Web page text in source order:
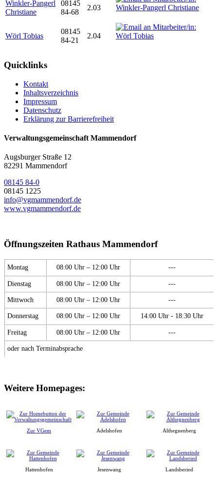
Winkler-Pangerl
Christiane
08145
84-68
2.03
Wörl Tobias
08145
84-21
2.04
Quicklinks
Kontakt
Inhaltsverzeichnis
Impressum
Datenschutz
Erklärung zur Barrierefreiheit
Verwaltungsgemeinschaft Mammendorf
Augsburger Straße 12
82291 Mammendorf
08145 84-0
08145 1225
info@vgmammendorf.de
www.vgmammendorf.de
Öffnungszeiten Rathaus Mammendorf
Montag 08:00 Uhr – 12:00 Uhr ---
Dienstag 08:00 Uhr – 12:00 Uhr ---
Mittwoch 08:00 Uhr – 12:00 Uhr ---
Donnerstag 08:00 Uhr – 12:00 Uhr 14:00 Uhr - 18:30 Uhr
Freitag 08:00 Uhr – 12:00 Uhr ---
oder nach Terminabsprache
Weitere Homepages:
Zur VGem Adelshofen Althegnenberg
Hattenhofen Jesenwang Landsberied